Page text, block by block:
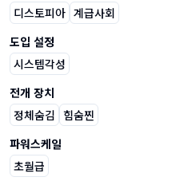
디스토피아 계급사회
도입 설정
시스템각성
전개 장치
정체숨김 힘숨찐
파워스케일
초월급